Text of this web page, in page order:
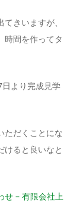
きいますが、
時間を作ってタ
より完成見学
ただくことにな
けると良いなと
せ – 有限会社上